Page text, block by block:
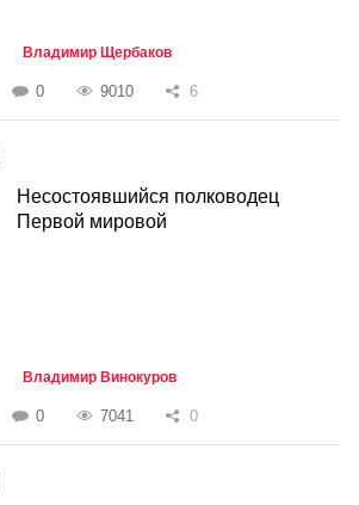
Владимир Щербаков
0 9010 6
Несостоявшийся полководец
Первой мировой
Владимир Винокуров
0 7041 0